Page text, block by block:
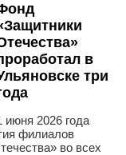
в
три
июня 2026 года
филиалов
во всех